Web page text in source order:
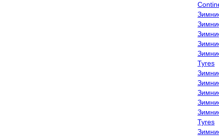
Tyres
Tyres